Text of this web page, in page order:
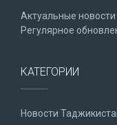
Актуальные
Регулярное
КАТЕГОРИИ
Новости